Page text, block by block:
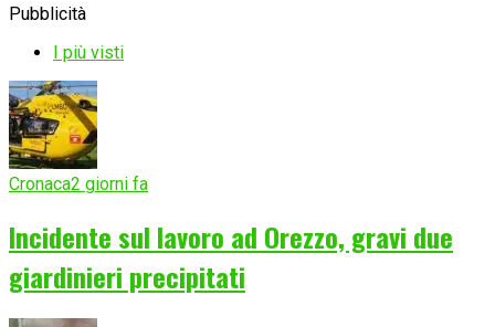
Pubblicità
I più visti
Cronaca2 giorni fa
Incidente sul lavoro ad Orezzo, gravi due
giardinieri precipitati